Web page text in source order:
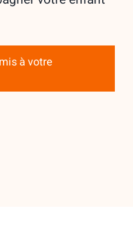
à votre